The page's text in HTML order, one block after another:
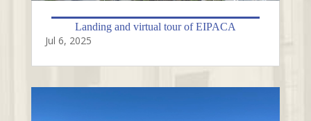
Landing and virtual tour of EIPACA
Jul 6, 2025